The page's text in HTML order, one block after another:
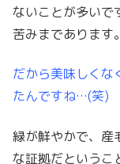
ないことが多いで
苦みまであります。
だから美味しくな
たんですね…(笑)
緑が鮮やかで、産
な証拠だというこ